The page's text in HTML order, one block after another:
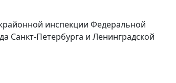
инспекции Федеральной
Санкт-Петербурга и Ленинградской